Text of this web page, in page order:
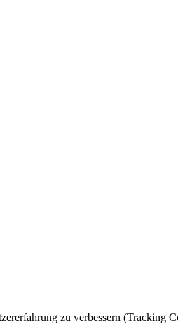
zu verbessern (Tracking